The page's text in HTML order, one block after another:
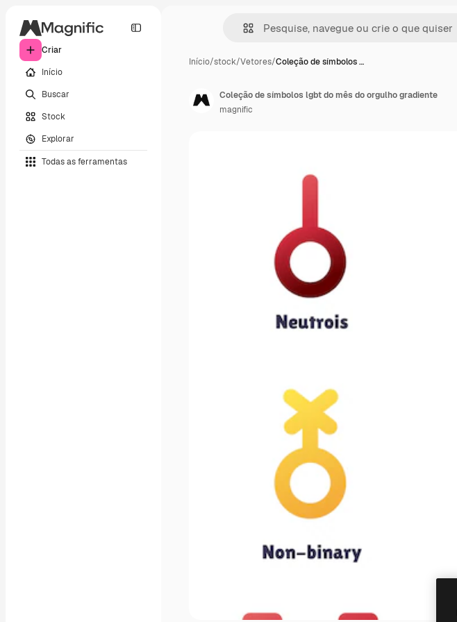
Criar
Início
Buscar
Stock
Explorar
Todas as ferramentas
Início/stock/Vetores/Coleção de símbolos …
Coleção de símbolos lgbt do mês do orgulho gradiente
magnific